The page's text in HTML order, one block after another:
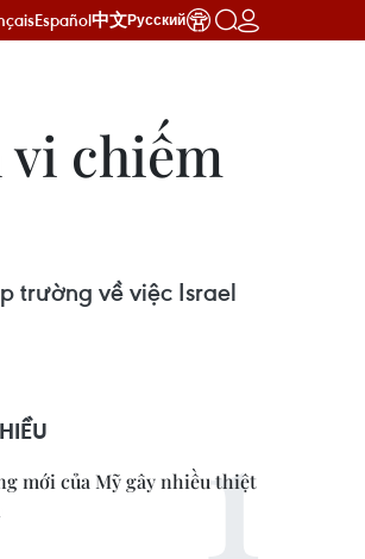
Español中文Русский
vi chiếm
trường về việc Israel
mới của Mỹ gây nhiều thiệt